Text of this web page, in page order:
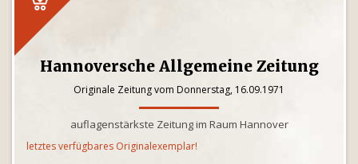
Hannoversche Allgemeine Zeitung
Originale Zeitung vom Donnerstag, 16.09.1971
auflagenstärkste Zeitung im Raum Hannover
letztes verfügbares Originalexemplar!